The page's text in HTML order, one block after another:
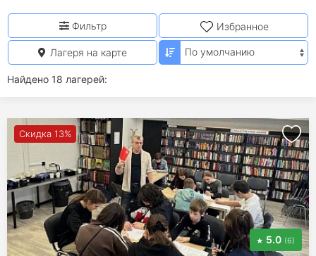
Найдено 18 лагерей:
Фильтр Избранное
Лагеря на карте
Скидка 13%
5.0 (6)